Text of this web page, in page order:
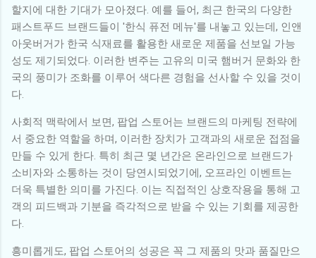
할지에 대한 기대가 모아졌다. 예를 들어, 최근 한국의 다양한
패스트푸드 브랜드들이 '한식 퓨전 메뉴'를 내놓고 있는데, 인앤
아웃버거가 한국 식재료를 활용한 새로운 제품을 선보일 가능
성도 제기되었다. 이러한 변주는 고유의 미국 햄버거 문화와 한
국의 풍미가 조화를 이루어 색다른 경험을 선사할 수 있을 것이
다.
사회적 맥락에서 보면, 팝업 스토어는 브랜드의 마케팅 전략에
서 중요한 역할을 하며, 이러한 장치가 고객과의 새로운 접점을
만들 수 있게 한다. 특히 최근 몇 년간은 온라인으로 브랜드가
소비자와 소통하는 것이 당연시되었기에, 오프라인 이벤트는
더욱 특별한 의미를 가진다. 이는 직접적인 상호작용을 통해 고
객의 피드백과 기분을 즉각적으로 받을 수 있는 기회를 제공한
다.
흥미롭게도, 팝업 스토어의 성공은 꼭 그 제품의 맛과 품질만으